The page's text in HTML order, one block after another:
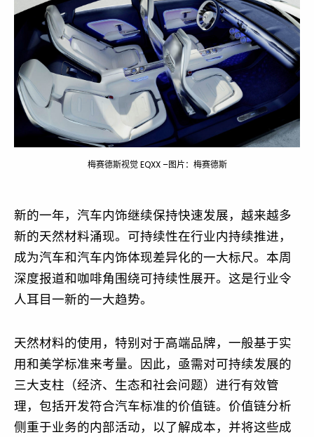
梅赛德斯视觉 EQXX –图片：梅赛德斯
新的一年，汽车内饰继续保持快速发展，越来越多
新的天然材料涌现。可持续性在行业内持续推进，
成为汽车和汽车内饰体现差异化的一大标尺。本周
深度报道和咖啡角围绕可持续性展开。这是行业令
人耳目一新的一大趋势。
天然材料的使用，特别对于高端品牌，一般基于实
用和美学标准来考量。因此，亟需对可持续发展的
三大支柱（经济、生态和社会问题）进行有效管
理，包括开发符合汽车标准的价值链。价值链分析
侧重于业务的内部活动，以了解成本，并将这些成